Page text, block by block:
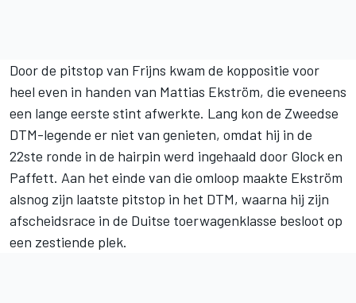
Door de pitstop van Frijns kwam de koppositie voor
heel even in handen van Mattias Ekström, die eveneens
een lange eerste stint afwerkte. Lang kon de Zweedse
DTM-legende er niet van genieten, omdat hij in de
22ste ronde in de hairpin werd ingehaald door Glock en
Paffett. Aan het einde van die omloop maakte Ekström
alsnog zijn laatste pitstop in het DTM, waarna hij zijn
afscheidsrace in de Duitse toerwagenklasse besloot op
een zestiende plek.